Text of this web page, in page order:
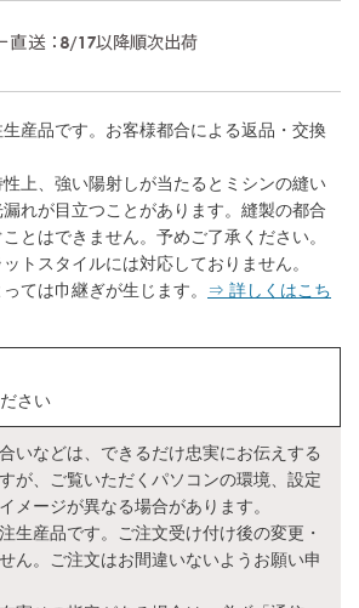
産品です。お客様都合による返品・交換
上、強い陽射しが当たるとミシンの縫い
れが目立つことがあります。縫製の都合
とはできません。予めご了承ください。
トスタイルには対応しておりません。
ては巾継ぎが生じます。
⇒ 詳しくはこち
さい
いなどは、できるだけ忠実にお伝えする
が、ご覧いただくパソコンの環境、設定
メージが異なる場合があります。
生産品です。ご注文受け付け後の変更・
ん。ご注文はお間違いないようお願い申